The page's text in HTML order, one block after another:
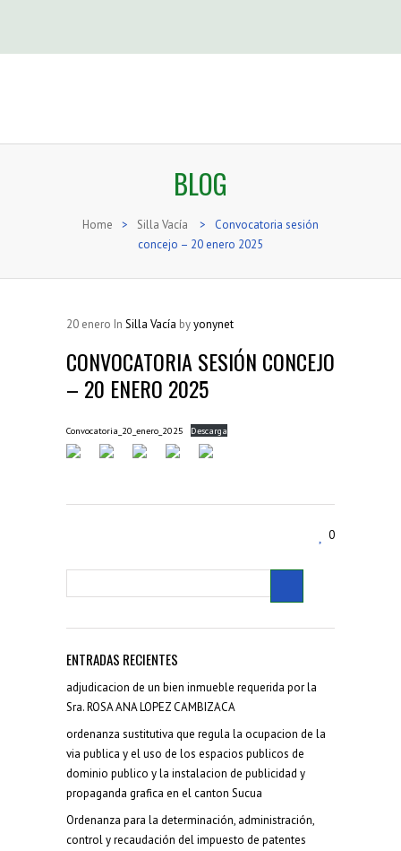
BLOG
Home > Silla Vacía >
Convocatoria sesión
concejo – 20 enero 2025
20 enero In Silla Vacía byyonynet
CONVOCATORIA SESIÓN CONCEJO
– 20 ENERO 2025
Convocatoria_20_enero_2025 Descarga
0
ENTRADAS RECIENTES
adjudicacion de un bien inmueble requerida por la
Sra. ROSA ANA LOPEZ CAMBIZACA
ordenanza sustitutiva que regula la ocupacion de la
via publica y el uso de los espacios publicos de
dominio publico y la instalacion de publicidad y
propaganda grafica en el canton Sucua
Ordenanza para la determinación, administración,
control y recaudación del impuesto de patentes